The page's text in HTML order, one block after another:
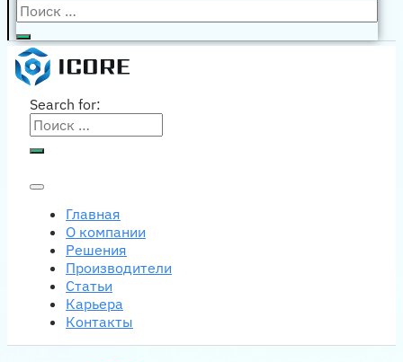
Search for:
Главная
О компании
Решения
Производители
Статьи
Карьера
Контакты